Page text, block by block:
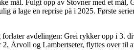
mål. Fulgt opp av Stovner med et mål,
å lage en reprise på i 2025. Første
avdelingen: Grei rykker opp i 3.
Årvoll og Lambertseter, flyttes over til